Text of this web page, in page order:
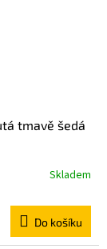
tmavě šedá
Skladem
Do košíku